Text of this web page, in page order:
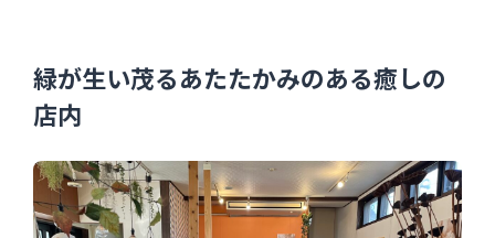
緑が生い茂るあたたかみのある癒しの
店内